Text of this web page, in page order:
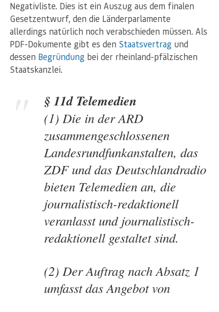
Negativliste. Dies ist ein Auszug aus dem finalen
Gesetzentwurf, den die Länderparlamente
allerdings natürlich noch verabschieden müssen. Als
PDF-Dokumente gibt es den Staatsvertrag und
dessen Begründung bei der rheinland-pfälzischen
Staatskanzlei.
§ 11d Telemedien
(1) Die in der ARD
zusammengeschlossenen
Landesrundfunkanstalten, das
ZDF und das Deutschlandradio
bieten Telemedien an, die
journalistisch-redaktionell
veranlasst und journalistisch-
redaktionell gestaltet sind.
(2) Der Auftrag nach Absatz 1
umfasst das Angebot von